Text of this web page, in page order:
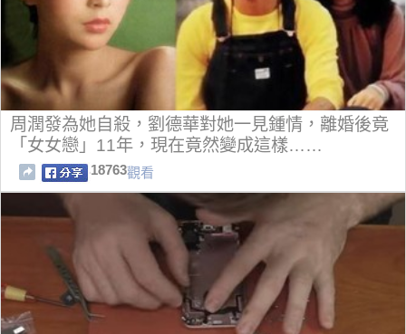
周潤發為她自殺，劉德華對她一見鍾情，離婚後竟
「女女戀」11年，現在竟然變成這樣……
18763觀看